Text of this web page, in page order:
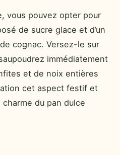
vous pouvez opter pour
de sucre glace et d’un
cognac. Versez-le sur
immédiatement
et de noix entières
cet aspect festif et
du pan dulce